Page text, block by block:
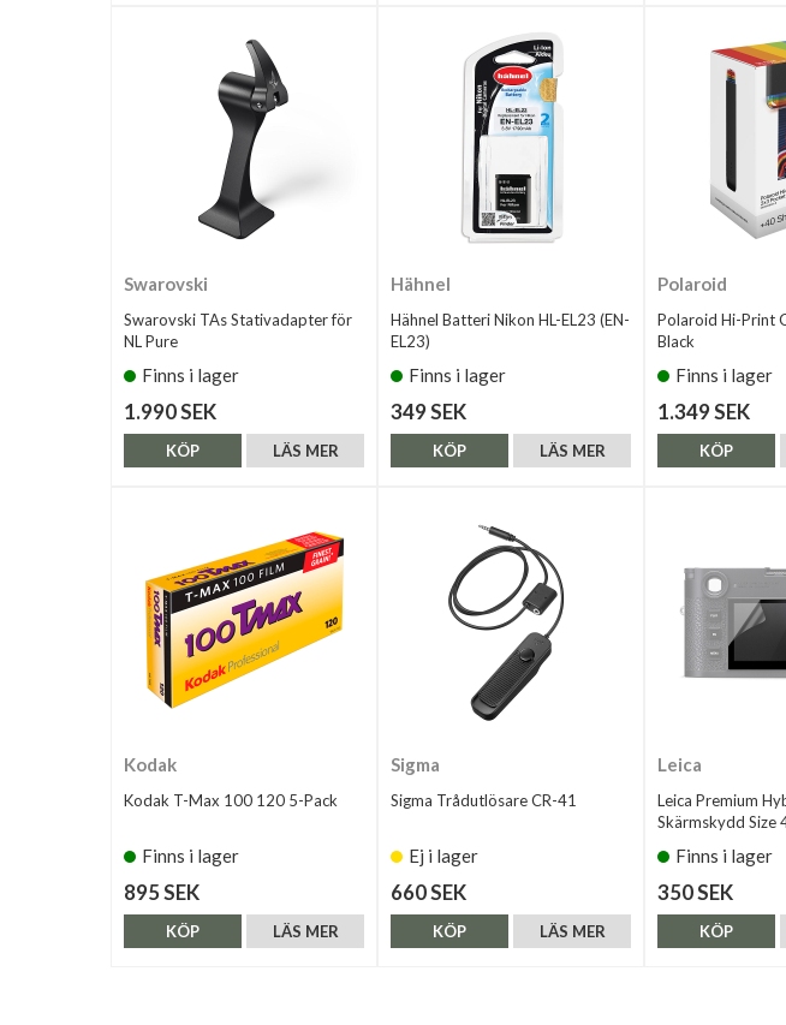
Swarovski
Swarovski TAs Stativadapter för
NL Pure
Finns i lager
1.990 SEK
LÄS MER
KÖP
Hähnel
Hähnel Batteri Nikon HL-EL23 (EN-
EL23)
Finns i lager
349 SEK
LÄS MER
KÖP
Polaroid
Polaroid Hi-Print
Black
Finns i lager
1.349 SEK
KÖP
Kodak
Kodak T-Max 100 120 5-Pack
Finns i lager
895 SEK
LÄS MER
KÖP
Sigma
Sigma Trådutlösare CR-41
Ej i lager
660 SEK
LÄS MER
KÖP
Leica
Leica Premium
Skärmskydd Size
Finns i lager
350 SEK
KÖP